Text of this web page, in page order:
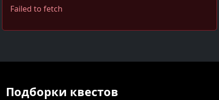
Failed to fetch
Подборки квестов